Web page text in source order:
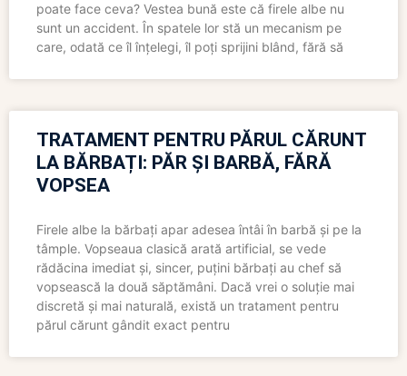
poate face ceva? Vestea bună este că firele albe nu
sunt un accident. În spatele lor stă un mecanism pe
care, odată ce îl înțelegi, îl poți sprijini blând, fără să
TRATAMENT PENTRU PĂRUL CĂRUNT
LA BĂRBAȚI: PĂR ȘI BARBĂ, FĂRĂ
VOPSEA
Firele albe la bărbați apar adesea întâi în barbă și pe la
tâmple. Vopseaua clasică arată artificial, se vede
rădăcina imediat și, sincer, puțini bărbați au chef să
vopsească la două săptămâni. Dacă vrei o soluție mai
discretă și mai naturală, există un tratament pentru
părul cărunt gândit exact pentru